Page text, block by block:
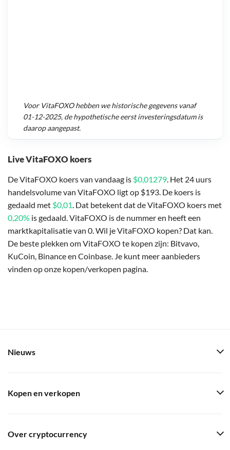
Live VitaFOXO koers
De VitaFOXO koers van vandaag is $0,01279. Het 24 uurs
handelsvolume van VitaFOXO ligt op $193. De koers is
gedaald met $0,01. Dat betekent dat de VitaFOXO koers met
0,20% is gedaald. VitaFOXO is de nummer en heeft een
marktkapitalisatie van 0. Wil je VitaFOXO kopen? Dat kan.
De beste plekken om VitaFOXO te kopen zijn: Bitvavo,
KuCoin, Binance en Coinbase. Je kunt meer aanbieders
vinden op onze kopen/verkopen pagina.
Voor VitaFOXOhebben we historische gegevens vanaf
01-12-2025, de hypothetische eerst investeringsdatum is
daarop aangepast.
Nieuws
Kopen en verkopen
Over cryptocurrency